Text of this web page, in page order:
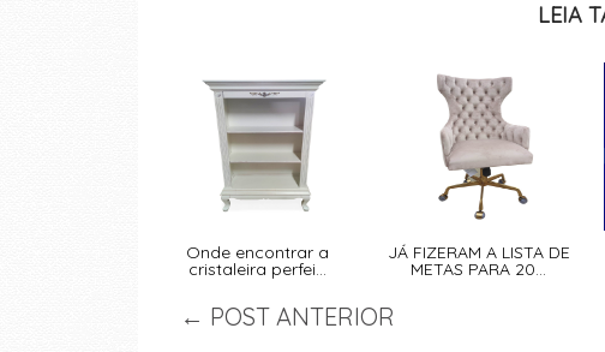
LEIA
Onde encontrar a
cristaleira perfei...
JÁ FIZERAM A LISTA DE
METAS PARA 20...
← POST ANTERIOR